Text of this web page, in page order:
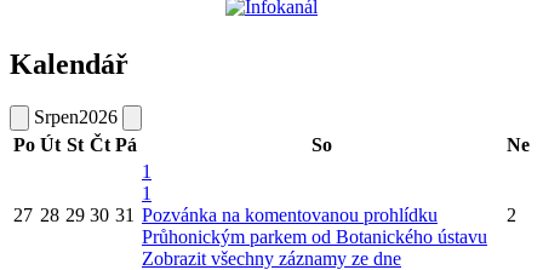
Kalendář
Srpen2026
Po Út St Čt Pá So Ne
27 28 29 30 31
1
1
Pozvánka na komentovanou prohlídku
Průhonickým parkem od Botanického ústavu
Zobrazit všechny záznamy ze dne
2